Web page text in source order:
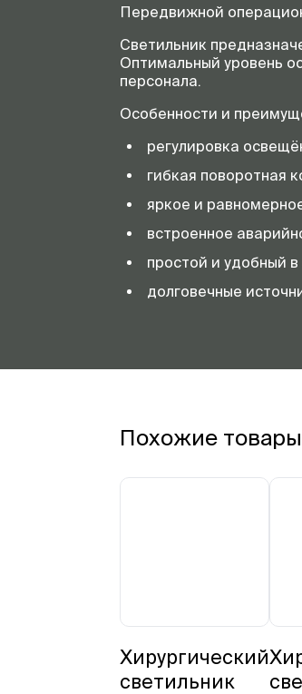
Передвижной
Светильник
Оптимальный уровень
персонала.
Особенности и
регулировка
гибкая поворотная
яркое и
встроенное
простой и удобный в
долговечные
Похожие товары
Хирургический
светильник